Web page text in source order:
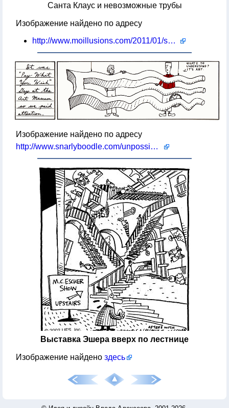
Санта Клаус и невозможные трубы
Изображение найдено по адресу
http://www.moillusions.com/2011/01/santas-chimneys-illusion.html
Изображение найдено по адресу
http://www.snarlyboodle.com/unpossible-sculptures/
Выставка Эшера вверх по лестнице
Изображение найдено здесь